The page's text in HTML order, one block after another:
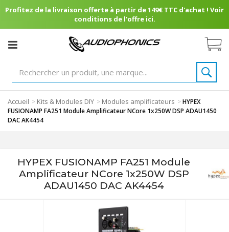
Profitez de la livraison offerte à partir de 149€ TTC d'achat ! Voir
conditions de l'offre ici.
Accueil > Kits & Modules DIY > Modules amplificateurs >HYPEX
FUSIONAMP FA251 Module Amplificateur NCore 1x250W DSP ADAU1450
DAC AK4454
HYPEX FUSIONAMP FA251 Module
Amplificateur NCore 1x250W DSP
ADAU1450 DAC AK4454